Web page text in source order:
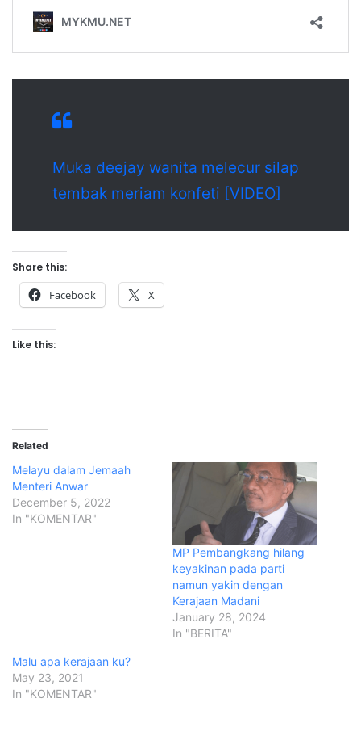
Muka deejay wanita melecur silap
tembak meriam konfeti [VIDEO]
Share this:
Facebook X
Like this:
Related
Melayu dalam Jemaah
Menteri Anwar
December 5, 2022
In "KOMENTAR"
MP Pembangkang hilang
keyakinan pada parti
namun yakin dengan
Kerajaan Madani
January 28, 2024
In "BERITA"
Malu apa kerajaan ku?
May 23, 2021
In "KOMENTAR"